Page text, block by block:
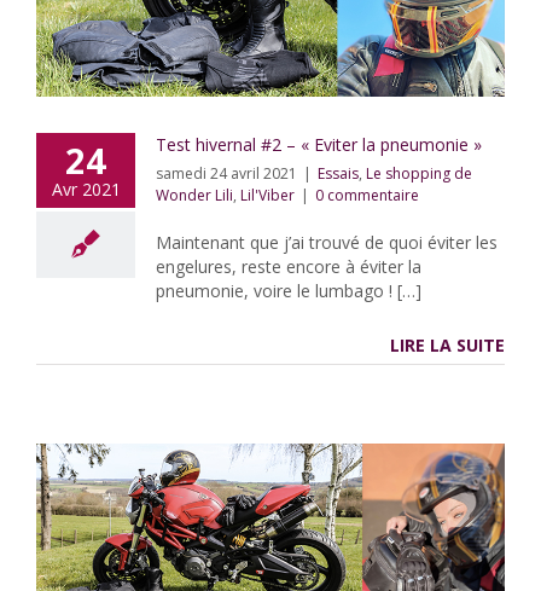
24
Avr 2021
Test hivernal #2 – « Eviter la pneumonie »
samedi 24 avril 2021 | Essais, Le shopping de
Wonder Lili, Lil'Viber | 0 commentaire
Maintenant que j’ai trouvé de quoi éviter les
engelures, reste encore à éviter la
pneumonie, voire le lumbago ! […]
LIRE LA SUITE